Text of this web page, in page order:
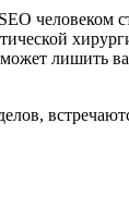
человеком
лишить